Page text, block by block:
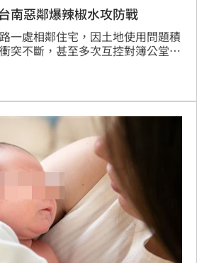
南惡鄰爆辣椒水攻防戰
一處相鄰住宅，因土地使用問題積
突不斷，甚至多次互控對簿公堂，
與鄰居楊姓婦人在住家門口爆發口
亂，事件曝光後也引發外界高度關